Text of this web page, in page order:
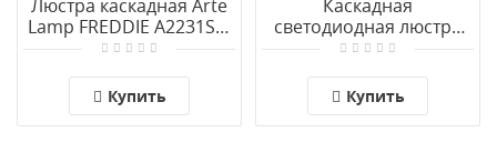
Люстра каскадная Arte
Lamp FREDDIE A2231SP-
9PB
Купить
Каскадная
светодиодная люстра
Arte Lamp GRAPPOLO
Купить